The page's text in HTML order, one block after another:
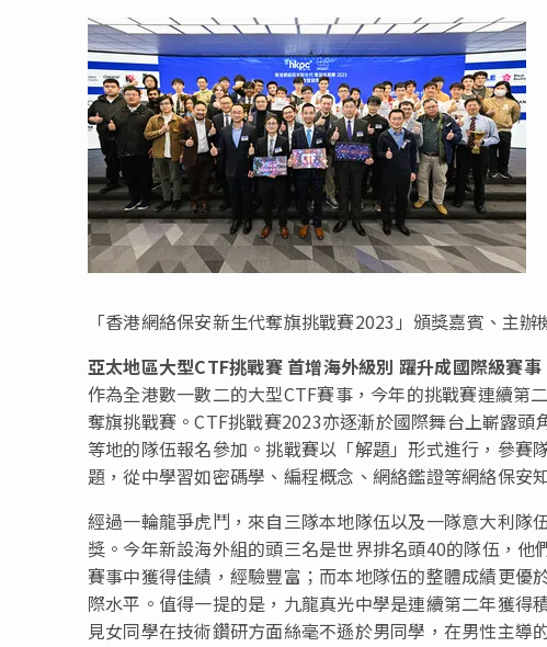
「香港網絡保安新生代奪旗挑戰賽2023」頒獎嘉賓、主
亞太地區大型CTF挑戰賽 首增海外級別 躍升成國際級賽事
作為全港數一數二的大型CTF賽事，今年的挑戰賽連續第
奪旗挑戰賽。CTF挑戰賽2023亦逐漸於國際舞台上嶄露
等地的隊伍報名參加。挑戰賽以「解題」形式進行，參
題，從中學習如密碼學、編程概念、網絡鑑證等網絡保安
經過一輪龍爭虎鬥，來自三隊本地隊伍以及一隊意大利
獎。今年新設海外組的頭三名是世界排名頭40的隊伍，
賽事中獲得佳績，經驗豐富；而本地隊伍的整體成績更
際水平。值得一提的是，九龍真光中學是連續第二年獲
見女同學在技術鑽研方面絲毫不遜於男同學，在男性主導